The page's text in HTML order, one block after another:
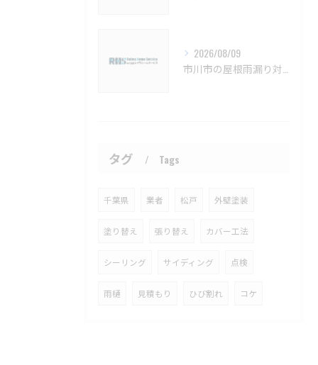
2026/08/09
タグ Tags
千葉県 業者 松戸 外壁塗装
塗り替え 張り替え カバー工法
シーリング サイディング 点検
雨樋 見積もり ひび割れ コケ